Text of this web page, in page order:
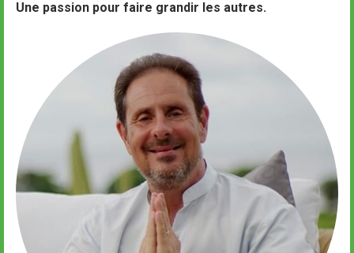
Une passion pour faire grandir les autres.